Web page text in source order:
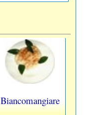
Biancomangiare